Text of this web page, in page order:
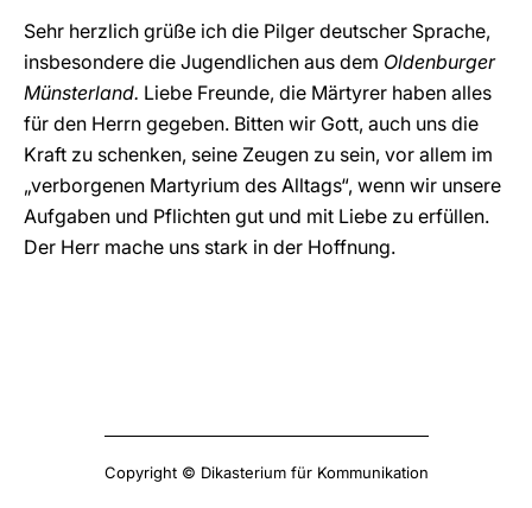
Sehr herzlich grüße ich die Pilger deutscher Sprache,
insbesondere die Jugendlichen aus dem Oldenburger
Münsterland. Liebe Freunde, die Märtyrer haben alles
für den Herrn gegeben. Bitten wir Gott, auch uns die
Kraft zu schenken, seine Zeugen zu sein, vor allem im
„verborgenen Martyrium des Alltags“, wenn wir unsere
Aufgaben und Pflichten gut und mit Liebe zu erfüllen.
Der Herr mache uns stark in der Hoffnung.
Copyright © Dikasterium für Kommunikation